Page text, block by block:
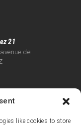
like cookies to store
21
de